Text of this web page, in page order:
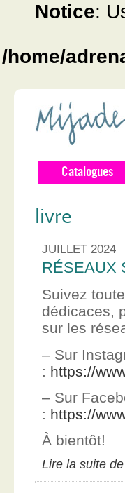
Notice:
/home/
Catalogues
livre
JUILLET 2024
RÉSEAUX
Suivez
dédicaces,
sur les
– Sur
: https://
– Sur
: https://
À bientôt!
Lire la suite